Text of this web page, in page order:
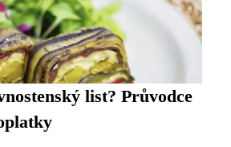
list? Průvodce